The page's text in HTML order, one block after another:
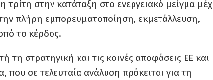
τρίτη στην κατάταξη στο ενεργειακό μείγμα
πλήρη εμπορευματοποίηση, εκμετάλλευση,
το κέρδος.
τη στρατηγική και τις κοινές αποφάσεις ΕΕ και
που σε τελευταία ανάλυση πρόκειται για τη